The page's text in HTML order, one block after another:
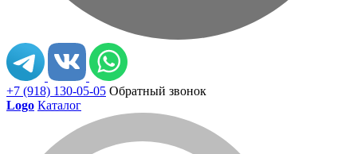
+7 (918) 130-05-05 Обратный звонок
Logo Каталог